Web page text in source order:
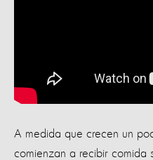
A medida que crecen un
comienzan a recibir comida